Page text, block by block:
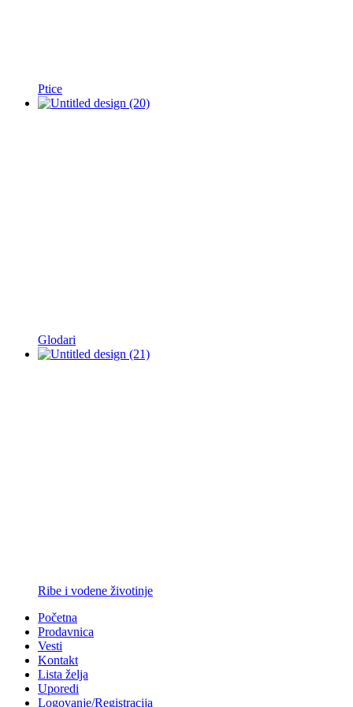
Ptice
Glodari
Ribe i vodene životinje
Početna
Prodavnica
Vesti
Kontakt
Lista želja
Uporedi
Logovanje/Registracija